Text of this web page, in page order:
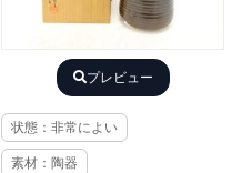
プレビュー
状態：非常によい
素材：陶器